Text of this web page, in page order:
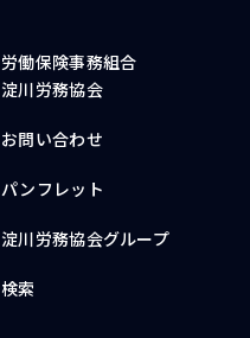
労働保険事務組合
淀川労務協会
お問い合わせ
パンフレット
淀川労務協会グループ
検索